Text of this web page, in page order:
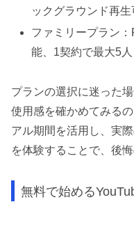
ックグラウンド再生
ファミリープラン
能、1契約で最大5
プランの選択に迷った
使用感を確かめてみる
アル期間を活用し、実
を体験することで、後
無料で始める